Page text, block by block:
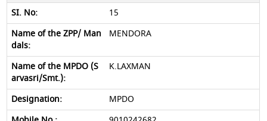
15
MENDORA
K.LAXMAN
MPDO